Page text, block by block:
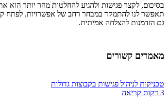
בסיכום, לקצר פגישות ולהגיע להחלטות מהר יותר הוא
תאפשר לנו להתמקד במבחר רחב של אפשרויות, לפתח
גם הזדמנות להצלחה אמיתית.
מאמרים קשורים
טכניקות לניהול פגישות בקבוצות גדולות
3 דקות קריאה